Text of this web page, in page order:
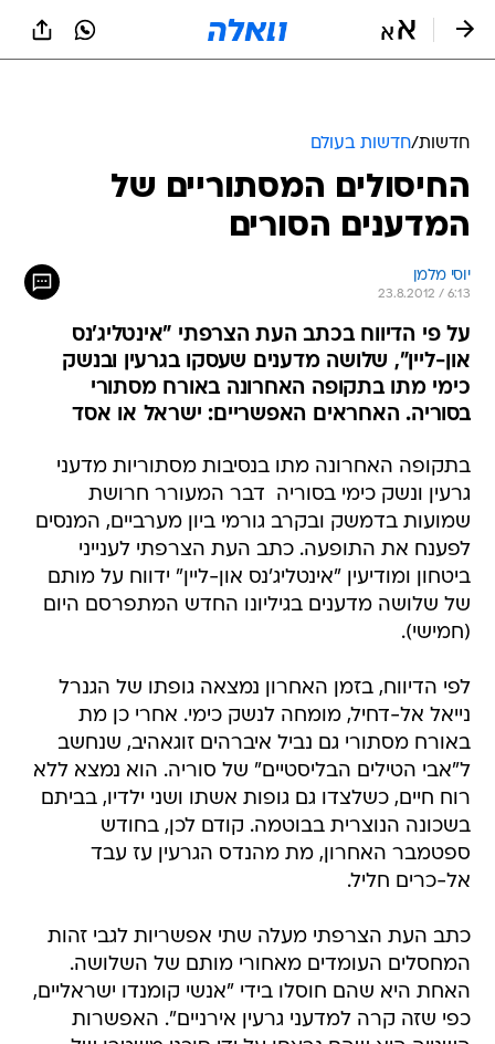
חדשות/חדשות בעולם
החיסולים המסתוריים של
המדענים הסורים
יוסי מלמן
23.8.2012 / 6:13
על פי הדיווח בכתב העת הצרפתי "אינטליג'נס
און-ליין", שלושה מדענים שעסקו בגרעין ובנשק
כימי מתו בתקופה האחרונה באורח מסתורי
בסוריה. האחראים האפשריים: ישראל או אסד
בתקופה האחרונה מתו בנסיבות מסתוריות מדעני
גרעין ונשק כימי בסוריה  דבר המעורר חרושת
שמועות בדמשק ובקרב גורמי ביון מערביים, המנסים
לפענח את התופעה. כתב העת הצרפתי לענייני
ביטחון ומודיעין "אינטליג'נס און-ליין" ידווח על מותם
של שלושה מדענים בגיליונו החדש המתפרסם היום
(חמישי).
לפי הדיווח, בזמן האחרון נמצאה גופתו של הגנרל
נייאל אל-דחיל, מומחה לנשק כימי. אחרי כן מת
באורח מסתורי גם נביל איברהים זוגאהיב, שנחשב
ל"אבי הטילים הבליסטיים" של סוריה. הוא נמצא ללא
רוח חיים, כשלצדו גם גופות אשתו ושני ילדיו, בביתם
בשכונה הנוצרית בבוטמה. קודם לכן, בחודש
ספטמבר האחרון, מת מהנדס הגרעין עז עבד
אל-כרים חליל.
כתב העת הצרפתי מעלה שתי אפשריות לגבי זהות
המחסלים העומדים מאחורי מותם של השלושה.
האחת היא שהם חוסלו בידי "אנשי קומנדו ישראליים,
כפי שזה קרה למדעני גרעין אירניים". האפשרות